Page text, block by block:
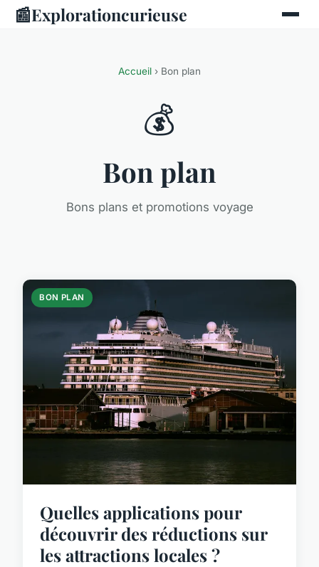
📰Explorationcurieuse
Accueil › Bon plan
💰
Bon plan
Bons plans et promotions voyage
BON PLAN
Quelles applications pour
découvrir des réductions sur
les attractions locales ?